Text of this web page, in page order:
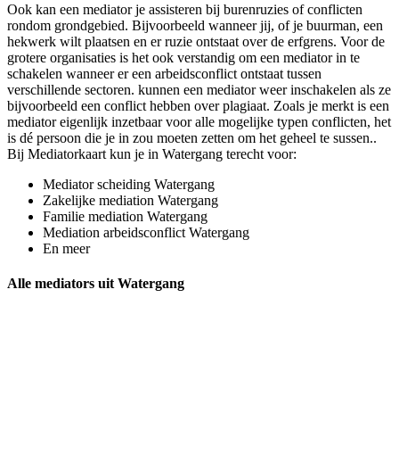
Ook kan een mediator je assisteren bij burenruzies of conflicten
rondom grondgebied. Bijvoorbeeld wanneer jij, of je buurman, een
hekwerk wilt plaatsen en er ruzie ontstaat over de erfgrens. Voor de
grotere organisaties is het ook verstandig om een mediator in te
schakelen wanneer er een arbeidsconflict ontstaat tussen
verschillende sectoren. kunnen een mediator weer inschakelen als ze
bijvoorbeeld een conflict hebben over plagiaat. Zoals je merkt is een
mediator eigenlijk inzetbaar voor alle mogelijke typen conflicten, het
is dé persoon die je in zou moeten zetten om het geheel te sussen..
Bij Mediatorkaart kun je in Watergang terecht voor:
Mediator scheiding Watergang
Zakelijke mediation Watergang
Familie mediation Watergang
Mediation arbeidsconflict Watergang
En meer
Alle mediators uit Watergang